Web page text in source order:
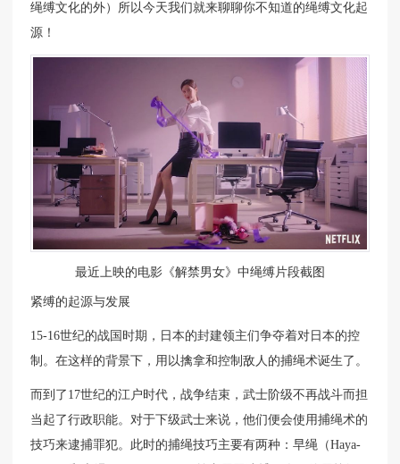
绳缚文化的外）所以今天我们就来聊聊你不知道的绳缚文化起
源！
最近上映的电影《解禁男女》中绳缚片段截图
紧缚的起源与发展
15-16世纪的战国时期，日本的封建领主们争夺着对日本的控
制。在这样的背景下，用以擒拿和控制敌人的捕绳术诞生了。
而到了17世纪的江户时代，战争结束，武士阶级不再战斗而担
当起了行政职能。对于下级武士来说，他们便会使用捕绳术的
技巧来逮捕罪犯。此时的捕绳技巧主要有两种：早绳（Haya-